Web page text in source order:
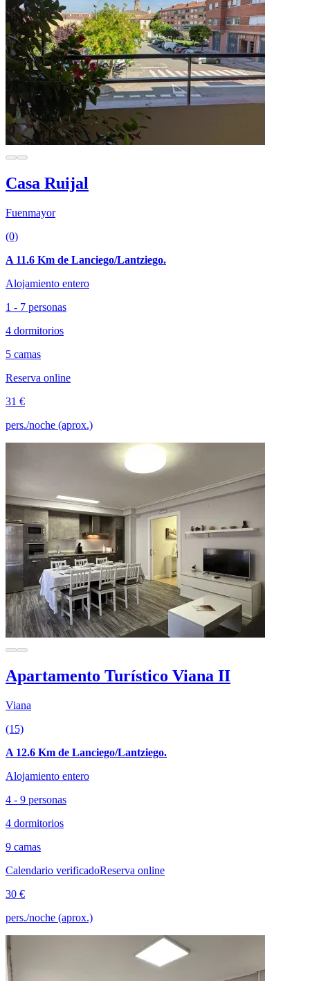
Casa Ruijal
Fuenmayor
(0)
A 11.6 Km de Lanciego/Lantziego.
Alojamiento entero
1 - 7 personas
4 dormitorios
5 camas
Reserva online
31 €
pers./noche (aprox.)
Apartamento Turístico Viana II
Viana
(15)
A 12.6 Km de Lanciego/Lantziego.
Alojamiento entero
4 - 9 personas
4 dormitorios
9 camas
Calendario verificadoReserva online
30 €
pers./noche (aprox.)